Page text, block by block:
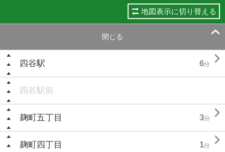
地図表示に切り替える
閉じる 
四谷駅 6分 
四谷駅前
麹町五丁目 3分 
麹町四丁目 1分 